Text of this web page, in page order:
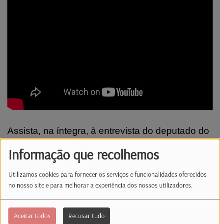
Informação que recolhemos
Utilizamos cookies para fornecer os serviços e funcionalidades oferecidos
no nosso site e para melhorar a experiência dos nossos utilizadores.
Aceitar todos Recusar tudo
Assista, na íntegra, à entrevista do deputado do
Europa.
A entrevista foi concedida à jornalista e Chefe
de Redação Manuela Pereira, na sexta-feira, dia
31, no âmbito de uma visita ao Grão-Ducado.
#luxemburgo #psd #deputados